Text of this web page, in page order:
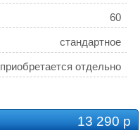
60
стандартное
приобретается отдельно
0.4
13 290 р